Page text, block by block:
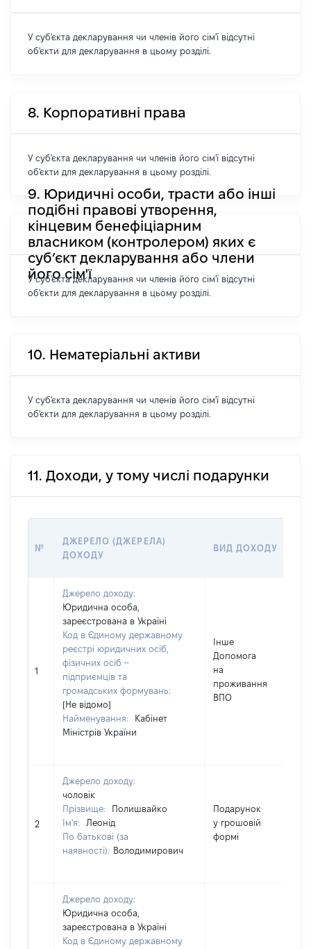
У суб'єкта декларування чи членів його сім'ї відсутні
об'єкти для декларування в цьому розділі.
8. Корпоративні права
У суб'єкта декларування чи членів його сім'ї відсутні
об'єкти для декларування в цьому розділі.
9. Юридичні особи, трасти або інші
подібні правові утворення,
кінцевим бенефіціарним
власником (контролером) яких є
суб’єкт декларування або члени
його сім'ї
У суб'єкта декларування чи членів його сім'ї відсутні
об'єкти для декларування в цьому розділі.
10. Нематеріальні активи
У суб'єкта декларування чи членів його сім'ї відсутні
об'єкти для декларування в цьому розділі.
11. Доходи, у тому числі подарунки
№
ДЖЕРЕЛО (ДЖЕРЕЛА)
ДОХОДУ
ВИД ДОХОДУ
1
Джерело доходу:
Юридична особа,
зареєстрована в Україні
Код в Єдиному державному
реєстрі юридичних осіб,
фізичних осіб –
підприємців та
громадських формувань:
[Не відомо]
Найменування:
Кабінет
Міністрів України
Інше
Допомога
на
проживання
ВПО
2
Джерело доходу:
чоловік
Прізвище:
Полишвайко
Ім'я:
Леонід
По батькові (за
наявності): Володимирович
Подарунок
у грошовій
формі
Джерело доходу:
Юридична особа,
зареєстрована в Україні
Код в Єдиному державному